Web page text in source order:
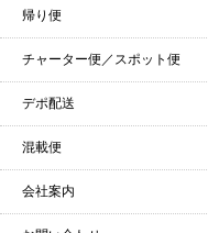
帰り便
チャーター便／スポット便
デポ配送
混載便
会社案内